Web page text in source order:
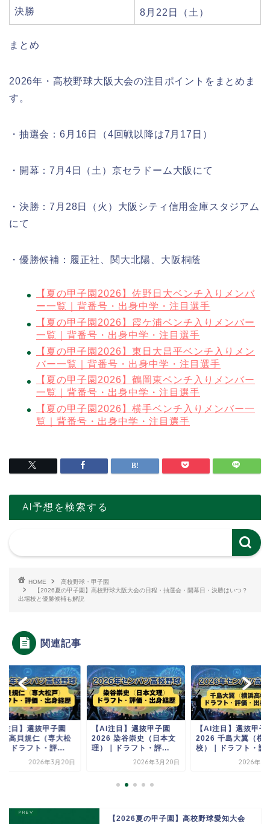
決勝 8月22日（土）
まとめ
2026年・高校野球大阪大会の注目ポイントをまとめま
す。
・抽選会：6月16日（4回戦以降は7月17日）
・開幕：7月4日（土）京セラドーム大阪にて
・決勝：7月28日（火）大阪シティ信用金庫スタジアム
にて
・優勝候補：履正社、関大北陽、大阪桐蔭
【夏の甲子園2026】佐野日大ベンチ入りメンバ
ー一覧｜背番号・出身中学・注目選手
【夏の甲子園2026】霞ケ浦ベンチ入りメンバー
一覧｜背番号・出身中学・注目選手
【夏の甲子園2026】東日大昌平ベンチ入りメン
バー一覧｜背番号・出身中学・注目選手
【夏の甲子園2026】鶴岡東ベンチ入りメンバー
一覧｜背番号・出身中学・注目選手
【夏の甲子園2026】横手ベンチ入りメンバー一
覧｜背番号・出身中学・注目選手
AI予想を検索する
HOME
高校野球・甲子園
【2026夏の甲子園】高校野球大阪大会の日程・抽選会・開幕日・決勝はいつ？
出場校と優勝候補も解説
関連記事
注目】選抜甲子園
高貝規仁（専大松
｜ドラフト・評...
2026年3月20日
【AI注目】選抜甲子園
2026 染谷崇史（日本文
理）｜ドラフト・評...
2026年3月20日
【AI注目】選抜甲子
2026 千島大翼（横
校）｜ドラフト・評
2026年3
【2026夏の甲子園】高校野球愛知大会